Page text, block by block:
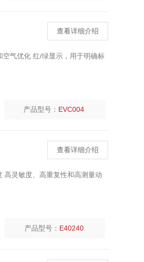
查看详细介绍
气优化 红/绿显示，用于明确标
产品型号： EVC004
查看详细介绍
高灵敏度、高重复性和高测量动
产品型号： E40240